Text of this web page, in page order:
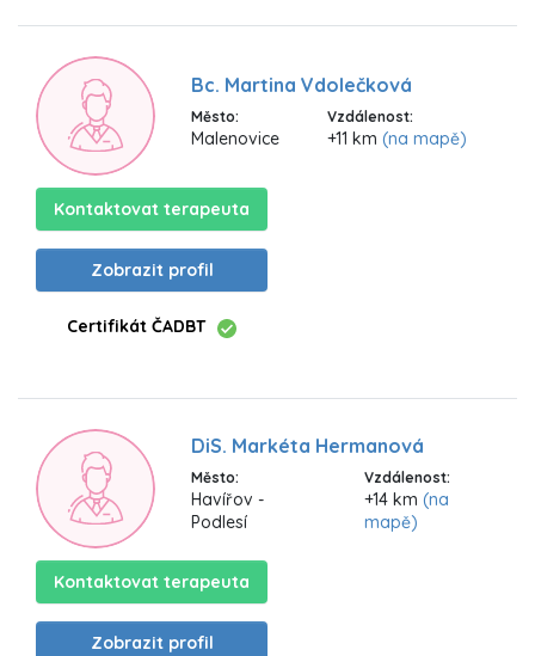
Bc. Martina Vdolečková
Město:
Malenovice
Vzdálenost:
+11 km (na mapě)
Kontaktovat terapeuta
Zobrazit profil
Certifikát ČADBT
DiS. Markéta Hermanová
Město:
Havířov -
Podlesí
Vzdálenost:
+14 km(na
mapě)
Kontaktovat terapeuta
Zobrazit profil